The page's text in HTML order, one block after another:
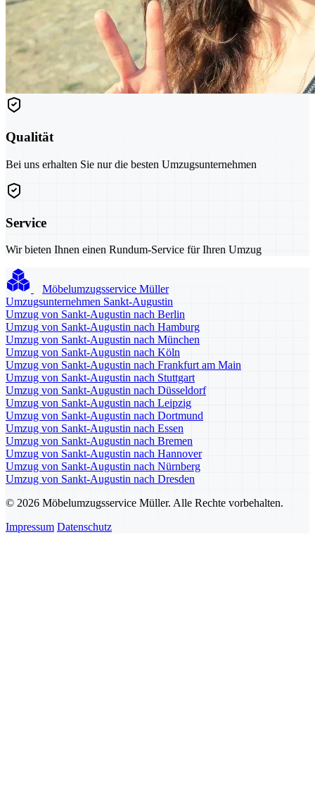
Qualität
Bei uns erhalten Sie nur die besten Umzugsunternehmen
Service
Wir bieten Ihnen einen Rundum-Service für Ihren Umzug
Möbelumzugsservice Müller
Umzugsunternehmen Sankt-Augustin
Umzug von Sankt-Augustin nach Berlin
Umzug von Sankt-Augustin nach Hamburg
Umzug von Sankt-Augustin nach München
Umzug von Sankt-Augustin nach Köln
Umzug von Sankt-Augustin nach Frankfurt am Main
Umzug von Sankt-Augustin nach Stuttgart
Umzug von Sankt-Augustin nach Düsseldorf
Umzug von Sankt-Augustin nach Leipzig
Umzug von Sankt-Augustin nach Dortmund
Umzug von Sankt-Augustin nach Essen
Umzug von Sankt-Augustin nach Bremen
Umzug von Sankt-Augustin nach Hannover
Umzug von Sankt-Augustin nach Nürnberg
Umzug von Sankt-Augustin nach Dresden
© 2026 Möbelumzugsservice Müller. Alle Rechte vorbehalten.
Impressum Datenschutz